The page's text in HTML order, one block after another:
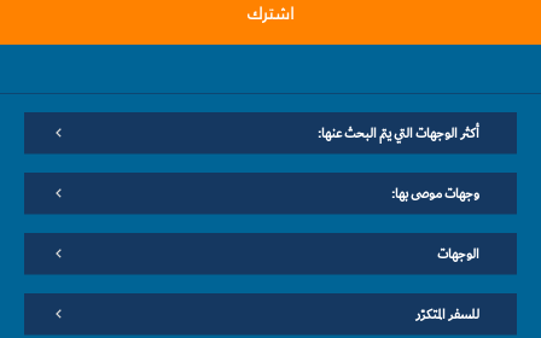
اشترك
أكثر الوجهات التي يتم البحث عنها:
وجهات موصى بها:
الوجهات
للسفر المتكرّر